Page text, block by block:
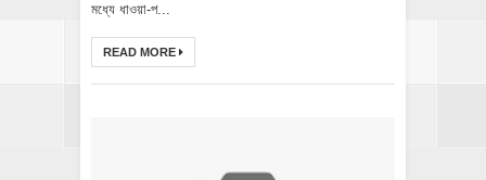
মধ্যে ধাওয়া-প...
READ MORE